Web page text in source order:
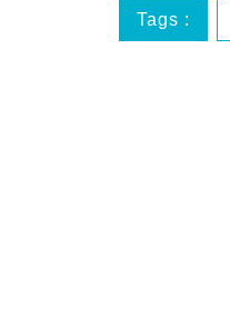
Tags :